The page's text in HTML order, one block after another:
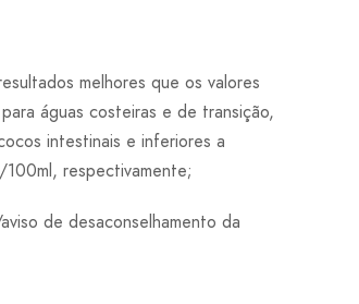
melhores que os valores
águas costeiras e de transição,
intestinais e inferiores a
respectivamente;
de desaconselhamento da